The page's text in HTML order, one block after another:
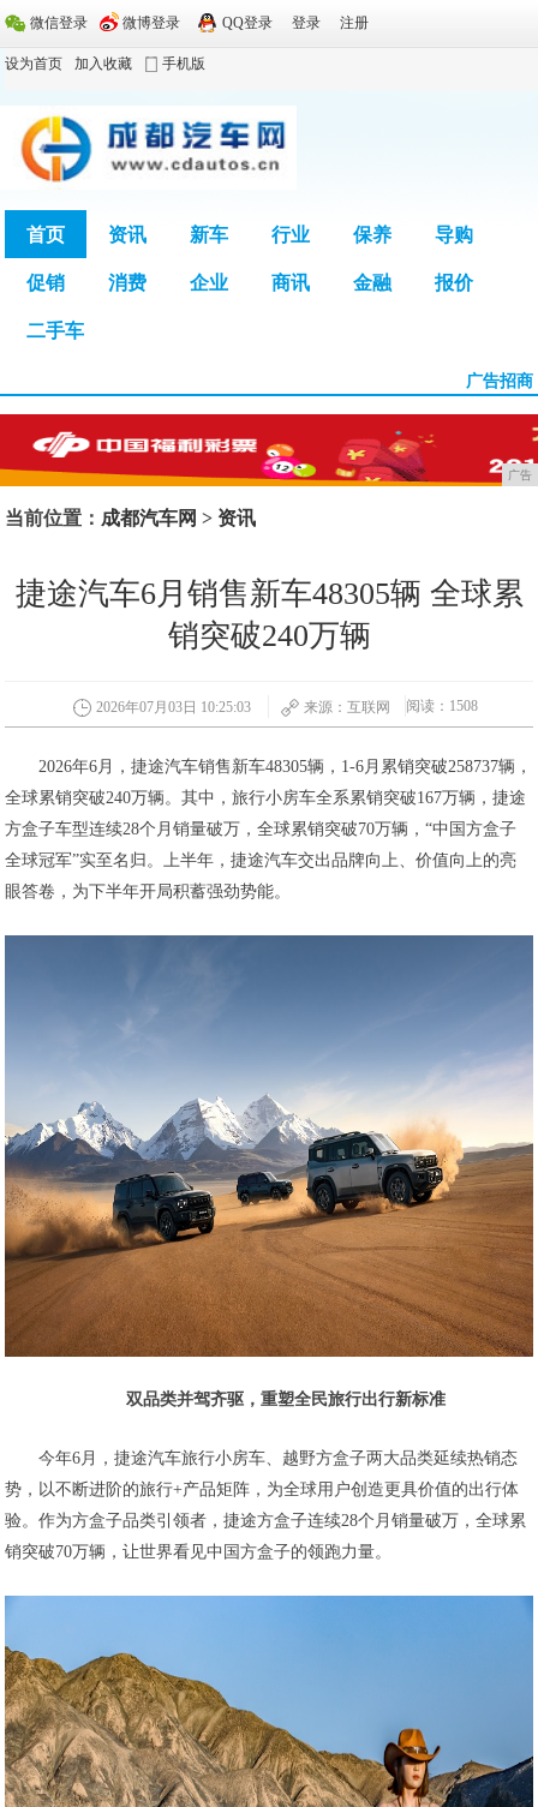
微信登录 微博登录 QQ登录 登录 注册
设为首页 加入收藏 手机版
首页 资讯 新车 行业 保养 导购
促销 消费 企业 商讯 金融 报价
二手车
广告招商
广告
当前位置： 成都汽车网 > 资讯
捷途汽车6月销售新车48305辆 全球累
销突破240万辆
2026年07月03日 10:25:03 来源：互联网 阅读：1508
2026年6月，捷途汽车销售新车48305辆，1-6月累销突破258737辆，
全球累销突破240万辆。其中，旅行小房车全系累销突破167万辆，捷途
方盒子车型连续28个月销量破万，全球累销突破70万辆，“中国方盒子
全球冠军”实至名归。上半年，捷途汽车交出品牌向上、价值向上的亮
眼答卷，为下半年开局积蓄强劲势能。
双品类并驾齐驱，重塑全民旅行出行新标准
今年6月，捷途汽车旅行小房车、越野方盒子两大品类延续热销态
势，以不断进阶的旅行+产品矩阵，为全球用户创造更具价值的出行体
验。作为方盒子品类引领者，捷途方盒子连续28个月销量破万，全球累
销突破70万辆，让世界看见中国方盒子的领跑力量。